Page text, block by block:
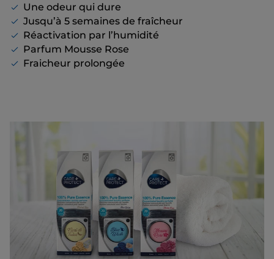
Une odeur qui dure
Jusqu’à 5 semaines de fraîcheur
Réactivation par l’humidité
Parfum Mousse Rose
Fraicheur prolongée